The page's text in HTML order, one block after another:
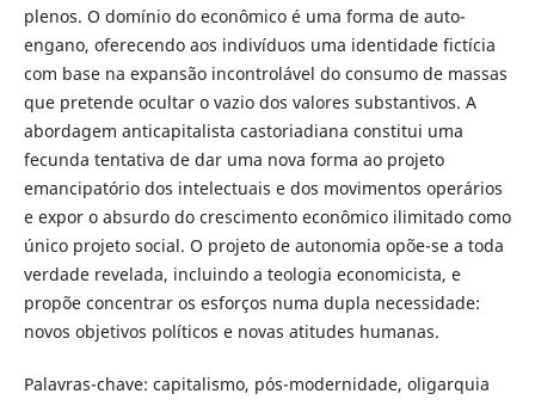
plenos. O domínio do econômico é uma forma de auto-
engano, oferecendo aos indivíduos uma identidade fictícia
com base na expansão incontrolável do consumo de massas
que pretende ocultar o vazio dos valores substantivos. A
abordagem anticapitalista castoriadiana constitui uma
fecunda tentativa de dar uma nova forma ao projeto
emancipatório dos intelectuais e dos movimentos operários
e expor o absurdo do crescimento econômico ilimitado como
único projeto social. O projeto de autonomia opõe-se a toda
verdade revelada, incluindo a teologia economicista, e
propõe concentrar os esforços numa dupla necessidade:
novos objetivos políticos e novas atitudes humanas.
Palavras-chave: capitalismo, pós-modernidade, oligarquia